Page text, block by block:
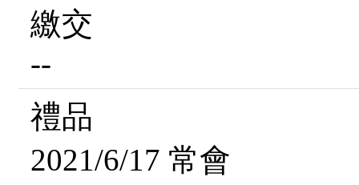
繳交
--
禮品
2021/6/17 常會